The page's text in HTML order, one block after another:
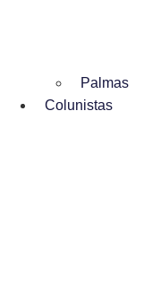
Palmas
Colunistas